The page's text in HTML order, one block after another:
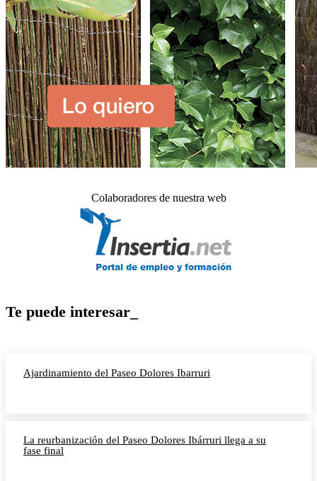
Colaboradores de nuestra web
Te puede interesar_
Ajardinamiento del Paseo Dolores Ibarruri
La reurbanización del Paseo Dolores Ibárruri llega a su
fase final